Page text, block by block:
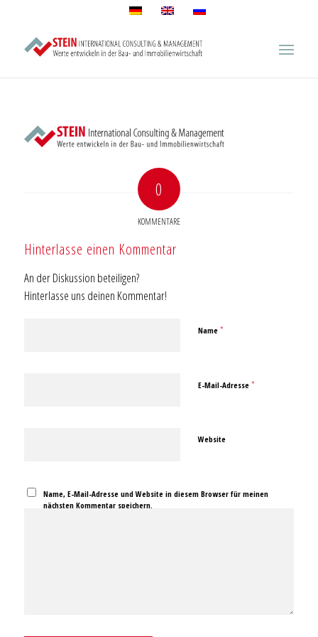
0
KOMMENTARE
Hinterlasse einen Kommentar
An der Diskussion beteiligen?
Hinterlasse uns deinen Kommentar!
Name *
E-Mail-Adresse *
Website
Name, E-Mail-Adresse und Website in diesem Browser für meinen
nächsten Kommentar speichern.